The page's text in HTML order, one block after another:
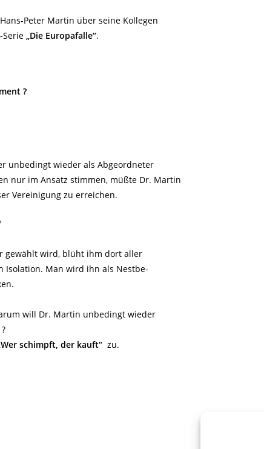
Peter Martin über seine Kollegen
Serie „Die Europafalle“.
?
unbedingt wieder als Abgeordneter
nur im Ansatz stimmen, müßte Dr. Martin
Vereinigung zu erreichen.
gewählt wird, blüht ihm dort aller
Isolation. Man wird ihn als Nestbe-
will Dr. Martin unbedingt wieder
schimpft, der kauft“ zu.